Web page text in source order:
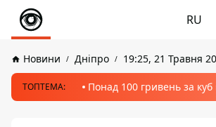
RU
Новини Дніпро 19:25, 21 Травня
ТОПТЕМА: Понад 100 гривень за